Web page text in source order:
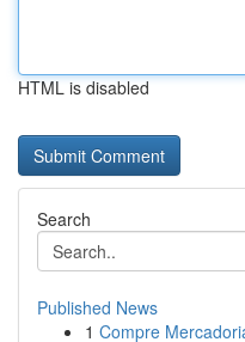
HTML is disabled
Search
Published News
1 Compre